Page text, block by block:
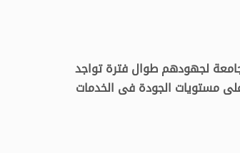
لجهودهم طوال فترة تواجد
مستويات الجودة فى الخدمات